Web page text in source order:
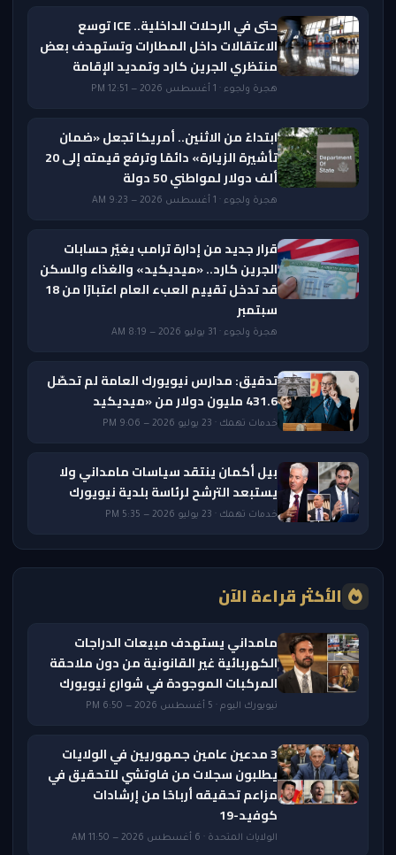
حتى في الرحلات الداخلية.. ICE توسع
الاعتقالات داخل المطارات وتستهدف بعض
منتظري الجرين كارد وتمديد الإقامة
هجرة ولجوء · 1 أغسطس 2026 — 12:51 PM
ابتداءً من الاثنين.. أمريكا تجعل «ضمان
تأشيرة الزيارة» دائمًا وترفع قيمته إلى 20
ألف دولار لمواطني 50 دولة
هجرة ولجوء · 1 أغسطس 2026 — 9:23 AM
قرار جديد من إدارة ترامب يغيّر حسابات
الجرين كارد.. «ميديكيد» والغذاء والسكن
قد تدخل تقييم العبء العام اعتبارًا من 18
سبتمبر
هجرة ولجوء · 31 يوليو 2026 — 8:19 AM
تدقيق: مدارس نيويورك العامة لم تحصّل
431.6 مليون دولار من «ميديكيد
خدمات تهمك · 23 يوليو 2026 — 9:06 PM
بيل أكمان ينتقد سياسات مامداني ولا
يستبعد الترشح لرئاسة بلدية نيويورك
خدمات تهمك · 23 يوليو 2026 — 5:35 PM
الأكثر قراءة الآن
مامداني يستهدف مبيعات الدراجات
الكهربائية غير القانونية من دون ملاحقة
المركبات الموجودة في شوارع نيويورك
نيويورك اليوم · 5 أغسطس 2026 — 6:50 PM
3 مدعين عامين جمهوريين في الولايات
يطلبون سجلات من فاوتشي للتحقيق في
مزاعم تحقيقه أرباحًا من إرشادات
كوفيد-19
الولايات المتحدة · 6 أغسطس 2026 — 11:50 AM